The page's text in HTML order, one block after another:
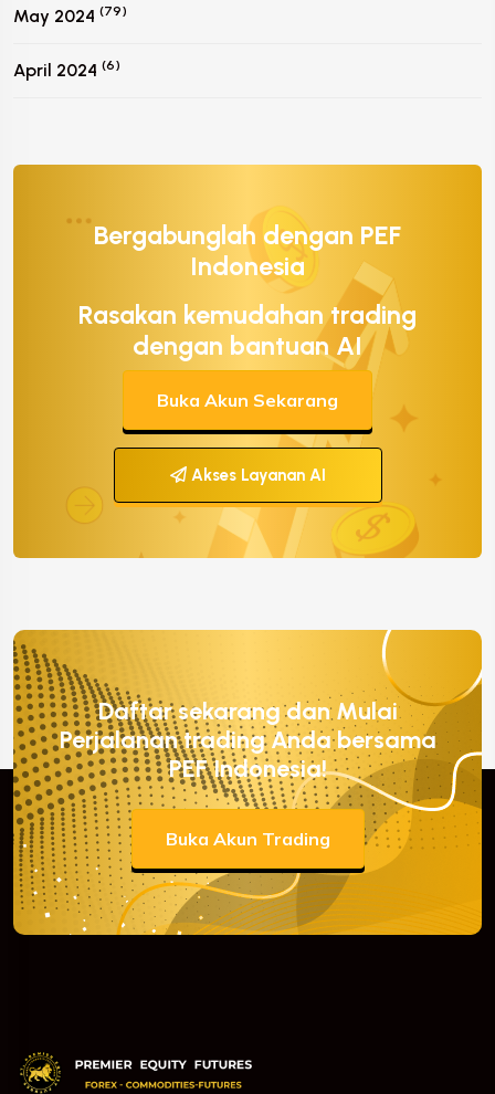
May 2024 (79)
April 2024 (6)
Bergabunglah dengan PEF
Indonesia
Rasakan kemudahan trading
dengan bantuan AI
Buka Akun Sekarang
Akses Layanan AI
Daftar sekarang dan Mulai
Perjalanan trading Anda bersama
PEF Indonesia!
Buka Akun Trading